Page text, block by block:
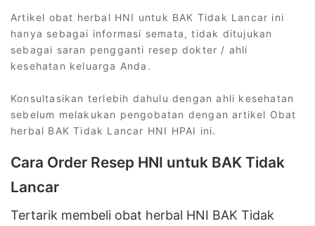
Artikel obat herbal HNI untuk BAK Tidak Lancar ini
hanya sebagai informasi semata, tidak ditujukan
sebagai saran pengganti resep dokter / ahli
kesehatan keluarga Anda.
Konsultasikan terlebih dahulu dengan ahli kesehatan
sebelum melakukan pengobatan dengan artikel Obat
herbal BAK Tidak Lancar HNI HPAI ini.
Cara Order Resep HNI untuk BAK Tidak
Lancar
Tertarik membeli obat herbal HNI BAK Tidak